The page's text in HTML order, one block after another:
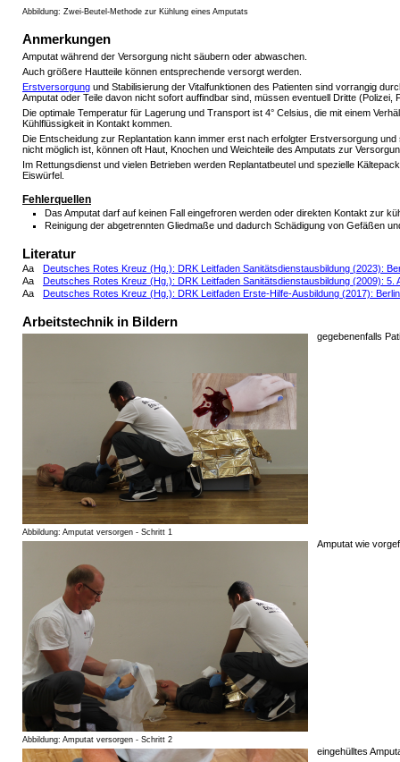
Abbildung: Zwei-Beutel-Methode zur Kühlung eines Amputats
Anmerkungen
Amputat während der Versorgung nicht säubern oder abwaschen.
Auch größere Hautteile können entsprechende versorgt werden.
Erstversorgung und Stabilisierung der Vitalfunktionen des Patienten sind vorrangig
Amputat oder Teile davon nicht sofort auffindbar sind, müssen eventuell Dritte
Die optimale Temperatur für Lagerung und Transport ist 4° Celsius, die mit einem
Kühlflüssigkeit in Kontakt kommen.
Die Entscheidung zur Replantation kann immer erst nach erfolgter Erstversorgung
nicht möglich ist, können oft Haut, Knochen und Weichteile des Amputats zur
Im Rettungsdienst und vielen Betrieben werden Replantatbeutel und spezielle
Eiswürfel.
Fehlerquellen
Das Amputat darf auf keinen Fall eingefroren werden oder direkten Kontakt zur
Reinigung der abgetrennten Gliedmaße und dadurch Schädigung von Gefäßen
Literatur
Aa
Deutsches Rotes Kreuz (Hg.): DRK Leitfaden Sanitätsdienstausbildung (2023):
Aa
Deutsches Rotes Kreuz (Hg.): DRK Leitfaden Sanitätsdienstausbildung (2009): 5.
Aa
Deutsches Rotes Kreuz (Hg.): DRK Leitfaden Erste-Hilfe-Ausbildung (2017):
Arbeitstechnik in Bildern
Abbildung: Amputat versorgen - Schritt 1
gegebenenfalls
Abbildung: Amputat versorgen - Schritt 2
Amputat wie
eingehülltes